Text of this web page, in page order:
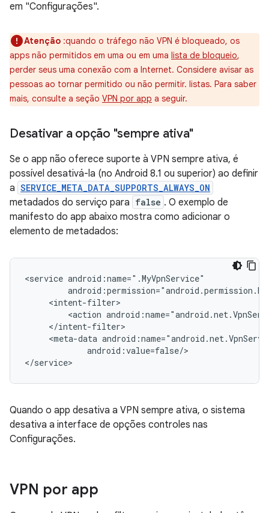
em "Configurações".
Atenção :quando o tráfego não VPN é bloqueado, os
apps não permitidos em uma ou em uma lista de bloqueio,
perder seus uma conexão com a Internet. Considere avisar as
pessoas ao tornar permitido ou não permitir. listas. Para saber
mais, consulte a seção VPN por app a seguir.
Desativar a opção "sempre ativa"
Se o app não oferece suporte à VPN sempre ativa, é
possível desativá-la (no Android 8.1 ou superior) ao definir
a SERVICE_META_DATA_SUPPORTS_ALWAYS_ON
metadados do serviço para false . O exemplo de
manifesto do app abaixo mostra como adicionar o
elemento de metadados:
<service
<action
<meta-data
android:value=false/>
Quando o app desativa a VPN sempre ativa, o sistema
desativa a interface de opções controles nas
Configurações.
VPN por app